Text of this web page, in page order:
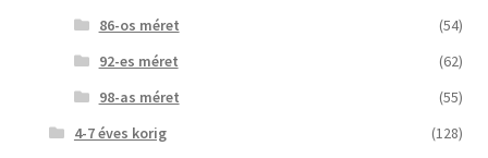
86-os méret
(54)
92-es méret
(62)
98-as méret
(55)
4-7 éves korig
(128)